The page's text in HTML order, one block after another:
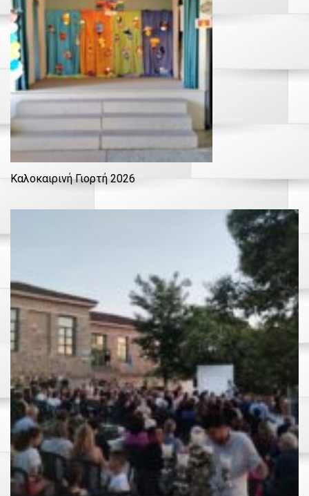
Καλοκαιρινή Γιορτή 2026